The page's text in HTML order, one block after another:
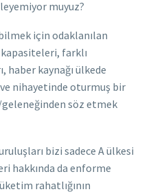
muyuz?
için odaklanılan
farklı
haber kaynağı ülkede
nihayetinde oturmuş bir
söz etmek
bizi sadece A ülkesi
hakkında da enforme
rahatlığının